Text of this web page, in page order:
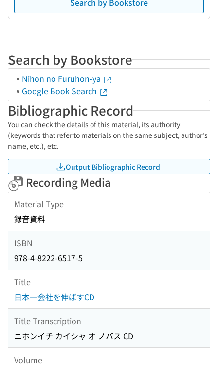
Search by Bookstore
Search by Bookstore
Nihon no Furuhon-ya
Google Book Search
Bibliographic Record
You can check the details of this material, its authority
(keywords that refer to materials on the same subject, author's
name, etc.), etc.
Output Bibliographic Record
Recording Media
Material Type
録音資料
ISBN
978-4-8222-6517-5
Title
日本一会社を伸ばすCD
Title Transcription
ニホンイチ カイシャ オ ノバス CD
Volume